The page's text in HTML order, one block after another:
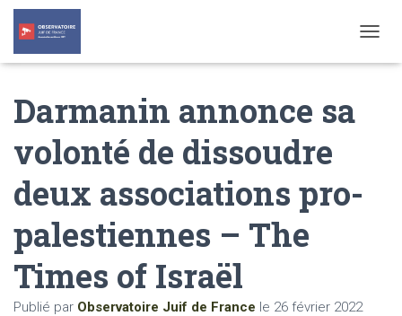
O
Darmanin annonce sa
volonté de dissoudre
deux associations pro-
palestiennes – The
Times of Israël
Publié par Observatoire Juif de France le 26 février 2022